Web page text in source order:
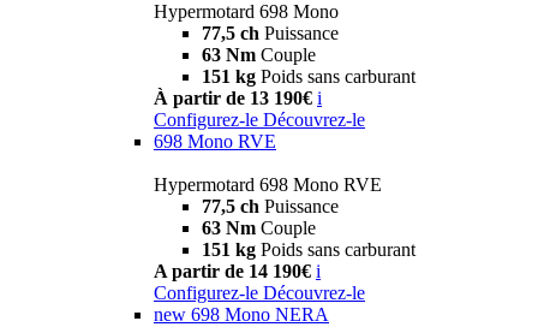
Hypermotard 698 Mono
77,5 ch Puissance
63 Nm Couple
151 kg Poids sans carburant
À partir de 13 190€ i
Configurez-le Découvrez-le
698 Mono RVE
Hypermotard 698 Mono RVE
77,5 ch Puissance
63 Nm Couple
151 kg Poids sans carburant
A partir de 14 190€ i
Configurez-le Découvrez-le
new 698 Mono NERA